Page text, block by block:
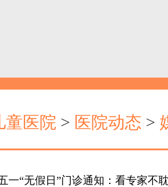
童医院 > 医院动态 >
一“无假日”门诊通知：看专家不